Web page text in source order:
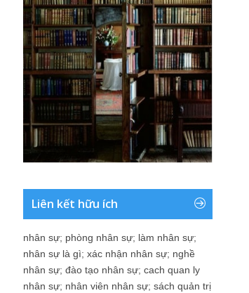
Liên kết hữu ích
nhân sự; phòng nhân sự; làm nhân sự;
nhân sự là gì; xác nhận nhân sự; nghề
nhân sự; đào tạo nhân sự; cach quan ly
nhân sự; nhân viên nhân sự; sách quản trị